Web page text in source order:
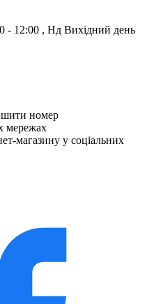
- 12:00 , Нд Вихідний день
номер
мережах
магазину у соціальних